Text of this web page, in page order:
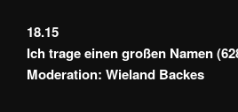
18.15
Ich trage einen großen Namen
Moderation: Wieland Backes